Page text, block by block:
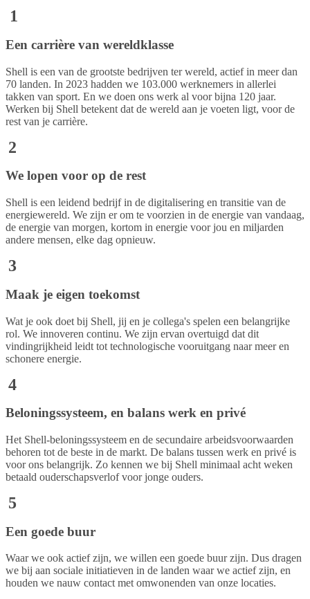
1
Een carrière van wereldklasse
Shell is een van de grootste bedrijven ter wereld, actief in meer dan
70 landen. In 2023 hadden we 103.000 werknemers in allerlei
takken van sport. En we doen ons werk al voor bijna 120 jaar.
Werken bij Shell betekent dat de wereld aan je voeten ligt, voor de
rest van je carrière.
2
We lopen voor op de rest
Shell is een leidend bedrijf in de digitalisering en transitie van de
energiewereld. We zijn er om te voorzien in de energie van vandaag,
de energie van morgen, kortom in energie voor jou en miljarden
andere mensen, elke dag opnieuw.
3
Maak je eigen toekomst
Wat je ook doet bij Shell, jij en je collega's spelen een belangrijke
rol. We innoveren continu. We zijn ervan overtuigd dat dit
vindingrijkheid leidt tot technologische vooruitgang naar meer en
schonere energie.
4
Beloningssysteem, en balans werk en privé
Het Shell-beloningssysteem en de secundaire arbeidsvoorwaarden
behoren tot de beste in de markt. De balans tussen werk en privé is
voor ons belangrijk. Zo kennen we bij Shell minimaal acht weken
betaald ouderschapsverlof voor jonge ouders.
5
Een goede buur
Waar we ook actief zijn, we willen een goede buur zijn. Dus dragen
we bij aan sociale initiatieven in de landen waar we actief zijn, en
houden we nauw contact met omwonenden van onze locaties.